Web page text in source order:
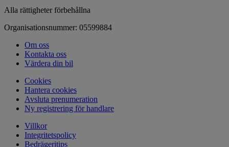
Alla rättigheter förbehållna
Organisationsnummer: 05599884
Om oss
Kontakta oss
Värdera din bil
Cookies
Hantera cookies
Avsluta prenumeration
Ny registrering för handlare
Villkor
Integritetspolicy
Bedrägeritips